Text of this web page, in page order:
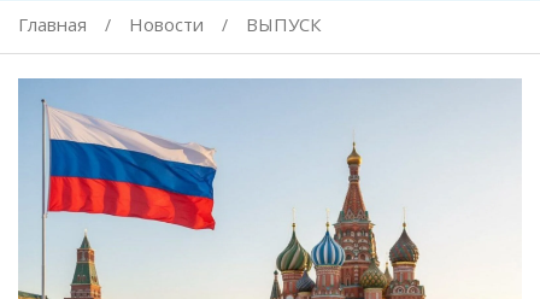
Главная Новости ВЫПУСК